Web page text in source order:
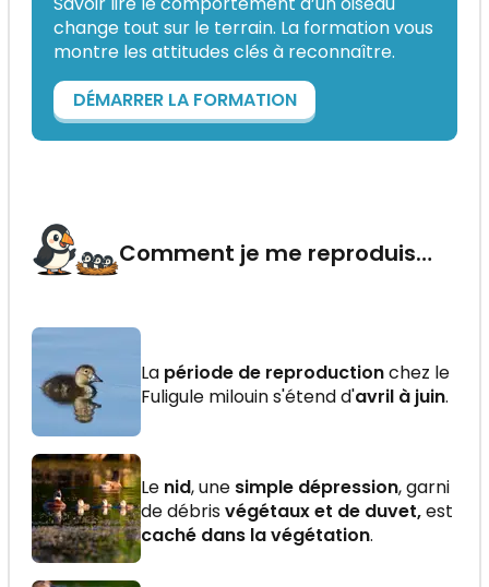
change tout sur le terrain. La formation vous
montre les attitudes clés à reconnaître.
DÉMARRER LA FORMATION
Comment je me reproduis…
La période de reproductionchez le
Fuligule milouin s'étend d'avril à juin.
Le nid, une simple dépression, garni
de débrisvégétaux et de duvet,est
caché dans la végétation.